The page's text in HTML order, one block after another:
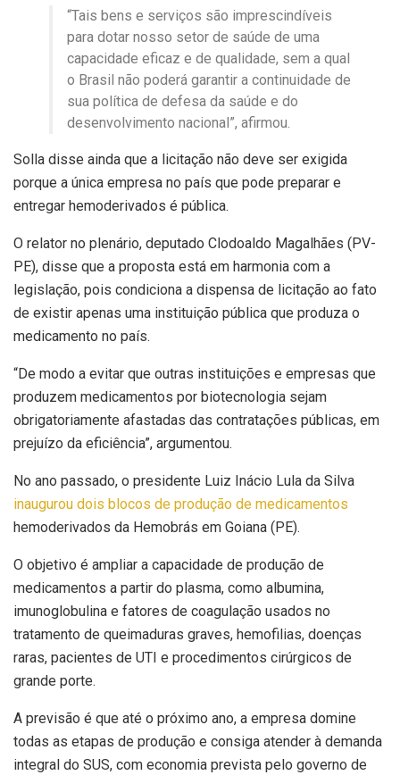
“Tais bens e serviços são imprescindíveis
para dotar nosso setor de saúde de uma
capacidade eficaz e de qualidade, sem a qual
o Brasil não poderá garantir a continuidade de
sua política de defesa da saúde e do
desenvolvimento nacional”, afirmou.
Solla disse ainda que a licitação não deve ser exigida
porque a única empresa no país que pode preparar e
entregar hemoderivados é pública.
O relator no plenário, deputado Clodoaldo Magalhães (PV-
PE), disse que a proposta está em harmonia com a
legislação, pois condiciona a dispensa de licitação ao fato
de existir apenas uma instituição pública que produza o
medicamento no país.
“De modo a evitar que outras instituições e empresas que
produzem medicamentos por biotecnologia sejam
obrigatoriamente afastadas das contratações públicas, em
prejuízo da eficiência”, argumentou.
No ano passado, o presidente Luiz Inácio Lula da Silva
inaugurou dois blocos de produção de medicamentos
hemoderivados da Hemobrás em Goiana (PE).
O objetivo é ampliar a capacidade de produção de
medicamentos a partir do plasma, como albumina,
imunoglobulina e fatores de coagulação usados no
tratamento de queimaduras graves, hemofilias, doenças
raras, pacientes de UTI e procedimentos cirúrgicos de
grande porte.
A previsão é que até o próximo ano, a empresa domine
todas as etapas de produção e consiga atender à demanda
integral do SUS, com economia prevista pelo governo de